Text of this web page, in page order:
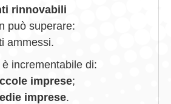
rinnovabili
può superare:
ammessi.
incrementabile di:
imprese;
imprese.